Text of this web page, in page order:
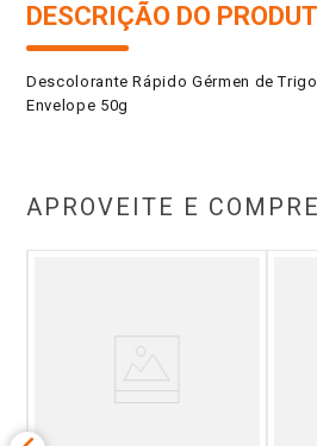
DESCRIÇÃO DO
Descolorante Rápido Gérmen de
Envelope 50g
APROVEITE E